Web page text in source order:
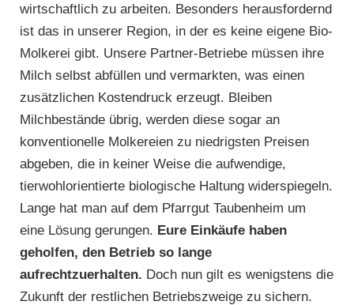
wirtschaftlich zu arbeiten. Besonders herausfordernd
ist das in unserer Region, in der es keine eigene Bio-
Molkerei gibt. Unsere Partner-Betriebe müssen ihre
Milch selbst abfüllen und vermarkten, was einen
zusätzlichen Kostendruck erzeugt. Bleiben
Milchbestände übrig, werden diese sogar an
konventionelle Molkereien zu niedrigsten Preisen
abgeben, die in keiner Weise die aufwendige,
tierwohlorientierte biologische Haltung widerspiegeln.
Lange hat man auf dem Pfarrgut Taubenheim um
eine Lösung gerungen. Eure Einkäufe haben
geholfen, den Betrieb so lange
aufrechtzuerhalten. Doch nun gilt es wenigstens die
Zukunft der restlichen Betriebszweige zu sichern.